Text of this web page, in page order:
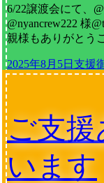
6/22譲渡会にて、
@nyancrew222 様
親様もありがとう
2025年8月5日 支援
ご支
います